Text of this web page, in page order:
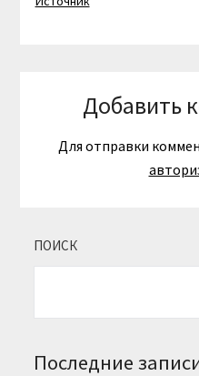
Добавить
Для отправки
ПОИСК
Последние